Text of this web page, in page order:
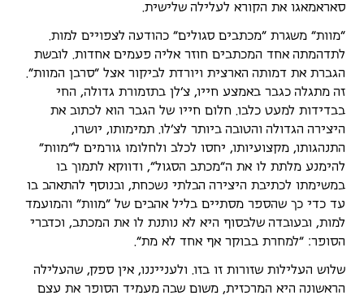
סאראמאגו את הקורא לעלילה שלישית.
"מוות" משגרת "מכתבים סגולים" כהודעה לצפויים למות.
לתדהמתה אחד המכתבים חוזר אליה פעמים אחדות. לובשת
הגברת את דמותה הארצית ויורדת לביקור אצל "סרבן המוות".
זה מתגלה כגבר באמצע חייו, צ'לן בתזמורת גדולה, החי
בבדידות למעט כלבו. חלום חייו של הגבר הוא לכתוב את
היצירה הגדולה והטובה ביותר לצ'לו. תמימותו, יושרו,
התנהגותו, מקצועיותו, יחסו לכלב ולחלומו גורמים ל"מוות"
להימנע מלתת לו את ה"מכתב הסגול", ודווקא לתמוך בו
במשימתו לכתיבת היצירה הבלתי נשכחת, ובנוסף להתאהב בו
עד כדי כך שהספר מסתיים בליל אהבים של "מוות" והמועמד
למות, ובעובדה שלבסוף היא לא נותנת לו את המכתב, וכדברי
הסופר: "למחרת בבוקר אף אחד לא מת".
שלוש העלילות שזורות זו בזו. ולענייננו, אין ספק, שהעלילה
הראשונה היא המרכזית, משום שבה מעמיד הסופר את עצם